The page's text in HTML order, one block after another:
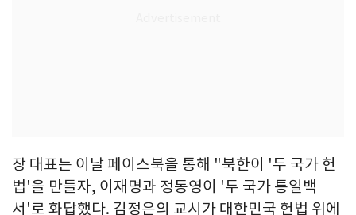
장 대표는 이날 페이스북을 통해 "북한이 '두 국가 헌
법'을 만들자, 이재명과 정동영이 '두 국가 통일백
서'로 화답했다. 김정은의 교시가 대한민국 헌법 위에